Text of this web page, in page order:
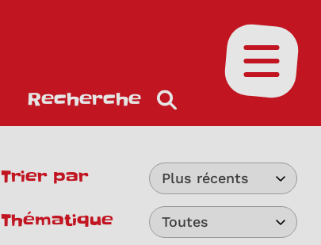
Recherche
Ouvrir le
Trier par Plus récents
Thématique Toutes